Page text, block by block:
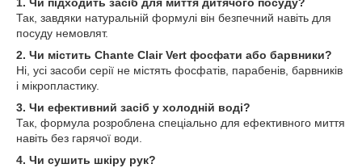
Так, завдяки натуральній формулі він безпечний навіть для
посуду немовлят.
2. Чи містить Chante Clair Vert фосфати або барвники?
Ні, усі засоби серії не містять фосфатів, парабенів, барвників
і мікропластику.
3. Чи ефективний засіб у холодній воді?
Так, формула розроблена спеціально для ефективного миття
навіть без гарячої води.
4. Чи сушить шкіру рук?